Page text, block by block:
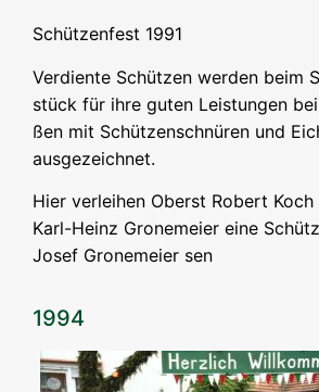
Schüt­zen­fest 1991
Ver­dien­te Schüt­zen wer­den beim
stück für ihre guten Leis­tun­gen
ßen mit Schüt­zen­schnü­ren und
ausgezeichnet.
Hier ver­lei­hen Oberst Robert
Karl-Heinz Gro­ne­mei­er eine
Josef Gro­ne­mei­er sen
1994